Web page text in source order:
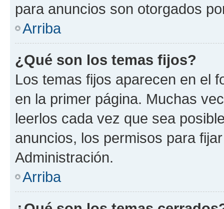
para anuncios son otorgados
Arriba
¿Qué son los temas fijos?
Los temas fijos aparecen en el
en la primer página. Muchas
leerlos cada vez que sea
anuncios, los permisos para
Administración.
Arriba